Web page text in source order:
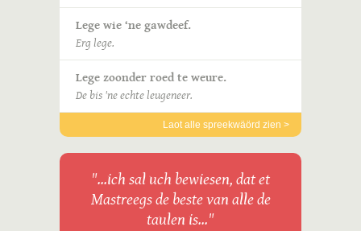
Lege wie ‘ne gawdeef.
Erg lege.
Lege zoonder roed te weure.
De bis 'ne echte leugeneer.
Laot alle spreekwäörd zien >
"...ich sal uch bewiesen, dat et
Mastreegs de beste van alle de
taulen is..."